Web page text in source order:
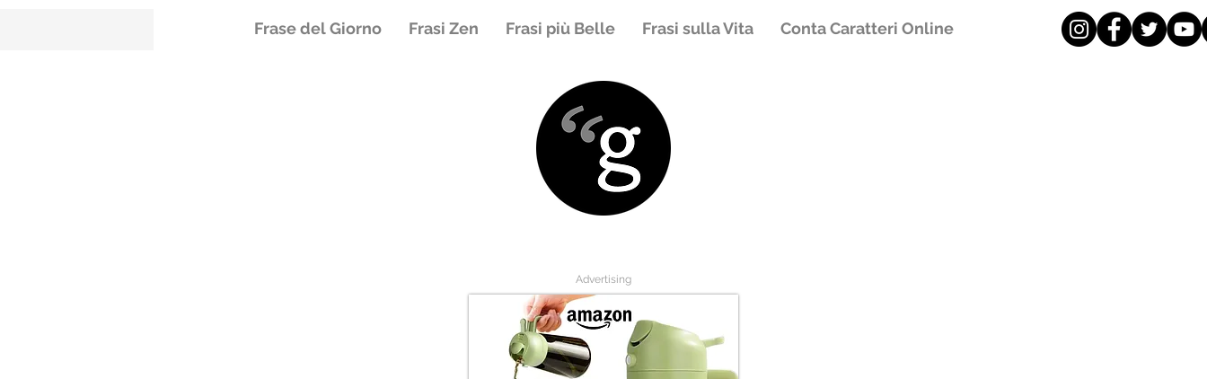
Frase del Giorno Frasi Zen Frasi più Belle Frasi sulla Vita Conta Caratteri Online
Advertising